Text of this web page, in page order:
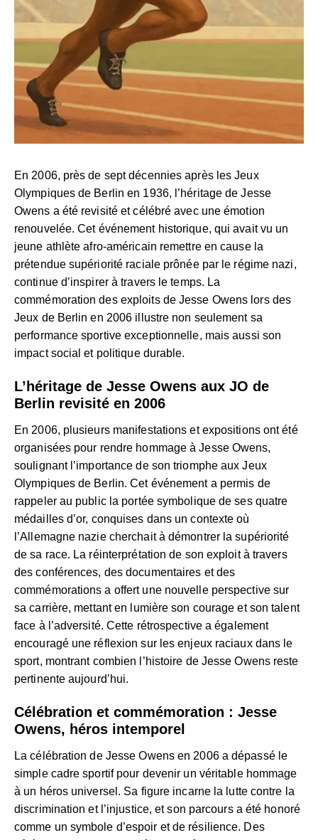
En 2006, près de sept décennies après les Jeux
Olympiques de Berlin en 1936, l’héritage de Jesse
Owens a été revisité et célébré avec une émotion
renouvelée. Cet événement historique, qui avait vu un
jeune athlète afro-américain remettre en cause la
prétendue supériorité raciale prônée par le régime nazi,
continue d’inspirer à travers le temps. La
commémoration des exploits de Jesse Owens lors des
Jeux de Berlin en 2006 illustre non seulement sa
performance sportive exceptionnelle, mais aussi son
impact social et politique durable.
L’héritage de Jesse Owens aux JO de
Berlin revisité en 2006
En 2006, plusieurs manifestations et expositions ont été
organisées pour rendre hommage à Jesse Owens,
soulignant l’importance de son triomphe aux Jeux
Olympiques de Berlin. Cet événement a permis de
rappeler au public la portée symbolique de ses quatre
médailles d’or, conquises dans un contexte où
l’Allemagne nazie cherchait à démontrer la supériorité
de sa race. La réinterprétation de son exploit à travers
des conférences, des documentaires et des
commémorations a offert une nouvelle perspective sur
sa carrière, mettant en lumière son courage et son talent
face à l’adversité. Cette rétrospective a également
encouragé une réflexion sur les enjeux raciaux dans le
sport, montrant combien l’histoire de Jesse Owens reste
pertinente aujourd’hui.
Célébration et commémoration : Jesse
Owens, héros intemporel
La célébration de Jesse Owens en 2006 a dépassé le
simple cadre sportif pour devenir un véritable hommage
à un héros universel. Sa figure incarne la lutte contre la
discrimination et l’injustice, et son parcours a été honoré
comme un symbole d’espoir et de résilience. Des